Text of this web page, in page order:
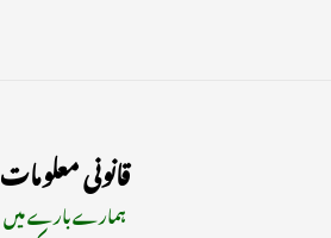
قانونی معلومات
ہمارے بارے میں